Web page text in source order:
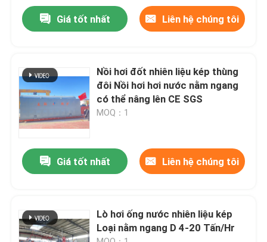
Về chúng tôi
Kiểm soát chất lượng
Liên hệ chúng tôi
Tin tức
Nồi hơi dầu khí
Giá tốt nhất Liên hệ chúng tôi
Nồi hơi đốt nhiên liệu kép thùng
đôi Nồi hơi hơi nước nằm ngang
có thể nâng lên CE SGS
MOQ：1
Giá tốt nhất Liên hệ chúng tôi
Lò hơi ống nước nhiên liệu kép
Loại nằm ngang D 4-20 Tấn/Hr